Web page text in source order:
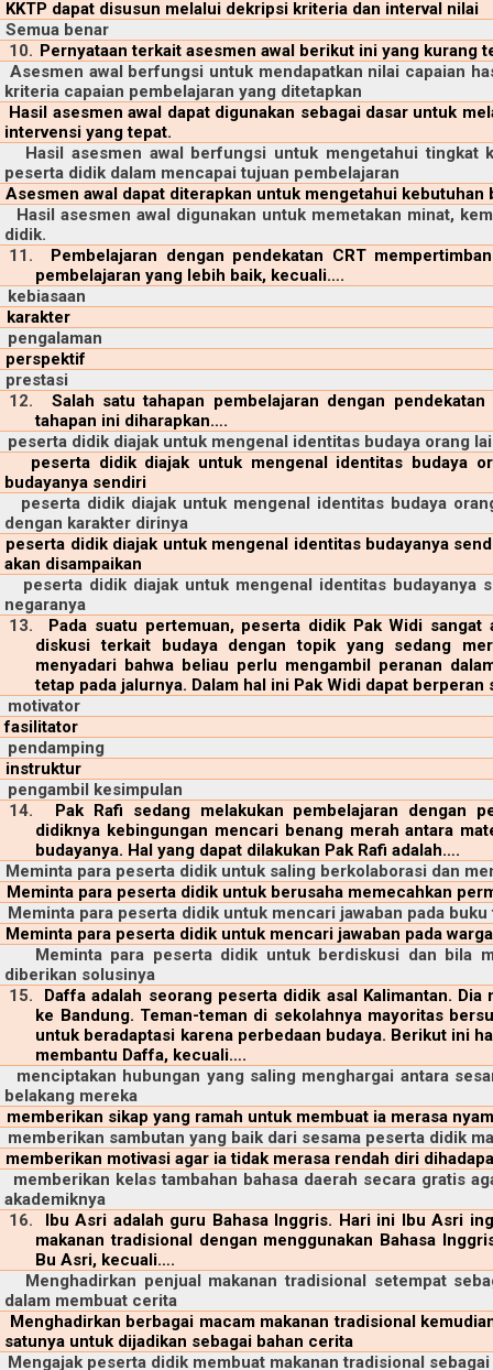
KKTP dapat disusun melalui dekripsi kriteria dan interval nilai
Semua benar
10. Pernyataan terkait asesmen awal berikut ini yang kurang
Asesmen awal berfungsi untuk mendapatkan nilai capaian
kriteria capaian pembelajaran yang ditetapkan
Hasil asesmen awal dapat digunakan sebagai dasar untuk
intervensi yang tepat.
Hasil asesmen awal berfungsi untuk mengetahui tingkat
peserta didik dalam mencapai tujuan pembelajaran
Asesmen awal dapat diterapkan untuk mengetahui
Hasil asesmen awal digunakan untuk memetakan minat,
didik.
11.
Pembelajaran dengan pendekatan CRT
pembelajaran yang lebih baik, kecuali….
kebiasaan
karakter
pengalaman
perspektif
prestasi
12.
Salah satu tahapan pembelajaran dengan
tahapan ini diharapkan….
peserta didik diajak untuk mengenal identitas budaya orang
peserta didik diajak untuk mengenal identitas budaya
budayanya sendiri
peserta didik diajak untuk mengenal identitas budaya
dengan karakter dirinya
peserta didik diajak untuk mengenal identitas budayanya
akan disampaikan
peserta didik diajak untuk mengenal identitas budayanya
negaranya
13.
Pada suatu pertemuan, peserta didik Pak Widi sangat
diskusi terkait budaya dengan topik yang sedang
menyadari bahwa beliau perlu mengambil peranan
tetap pada jalurnya. Dalam hal ini Pak Widi dapat berperan
motivator
fasilitator
pendamping
instruktur
pengambil kesimpulan
14.
Pak Rafi sedang melakukan pembelajaran dengan
didiknya kebingungan mencari benang merah antara
budayanya. Hal yang dapat dilakukan Pak Rafi adalah….
Meminta para peserta didik untuk saling berkolaborasi dan
Meminta para peserta didik untuk berusaha memecahkan
Meminta para peserta didik untuk mencari jawaban pada buku
Meminta para peserta didik untuk mencari jawaban pada
Meminta para peserta didik untuk berdiskusi dan bila
diberikan solusinya
15.
Daffa adalah seorang peserta didik asal Kalimantan.
ke Bandung. Teman-teman di sekolahnya mayoritas
untuk beradaptasi karena perbedaan budaya. Berikut ini
membantu Daffa, kecuali….
menciptakan hubungan yang saling menghargai antara
belakang mereka
memberikan sikap yang ramah untuk membuat ia merasa
memberikan sambutan yang baik dari sesama peserta didik
memberikan motivasi agar ia tidak merasa rendah diri
memberikan kelas tambahan bahasa daerah secara gratis
akademiknya
16.
Ibu Asri adalah guru Bahasa Inggris. Hari ini Ibu Asri
makanan tradisional dengan menggunakan Bahasa
Bu Asri, kecuali….
Menghadirkan penjual makanan tradisional setempat
dalam membuat cerita
Menghadirkan berbagai macam makanan tradisional
satunya untuk dijadikan sebagai bahan cerita
Mengajak peserta didik membuat makanan tradisional